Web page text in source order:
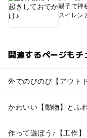
親子で神
スイレン
関連するページもチ
外でのびのび【アウト
かわいい【動物】とふ
作って遊ぼう♪【工作】